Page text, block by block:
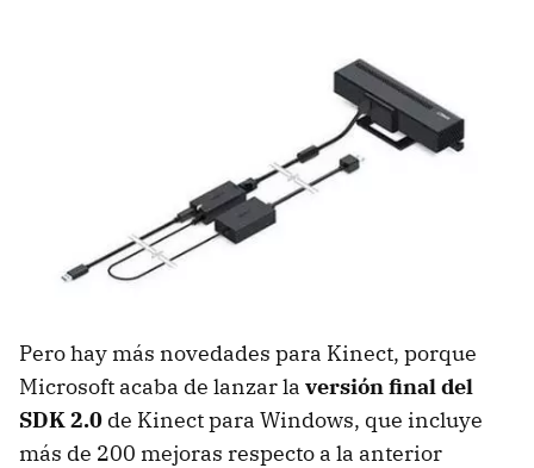
Pero hay más novedades para Kinect, porque
Microsoft acaba de lanzar la versión final del
SDK 2.0 de Kinect para Windows, que incluye
más de 200 mejoras respecto a la anterior